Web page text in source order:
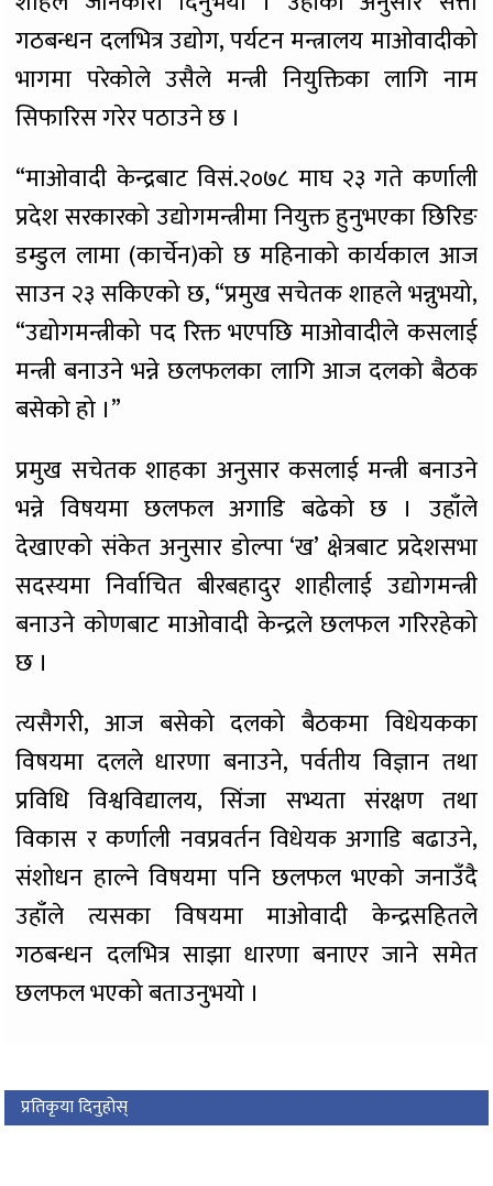
गठबन्धन दलभित्र उद्योग, पर्यटन मन्त्रालय माओवादीको
भागमा परेकोले उसैले मन्त्री नियुक्तिका लागि नाम
सिफारिस गरेर पठाउने छ ।
“माओवादी केन्द्रबाट विसं.२०७८ माघ २३ गते कर्णाली
प्रदेश सरकारको उद्योगमन्त्रीमा नियुक्त हुनुभएका छिरिङ
डम्डुल लामा (कार्चेन)को छ महिनाको कार्यकाल आज
साउन २३ सकिएको छ, “प्रमुख सचेतक शाहले भन्नुभयो,
“उद्योगमन्त्रीको पद रिक्त भएपछि माओवादीले कसलाई
मन्त्री बनाउने भन्ने छलफलका लागि आज दलको बैठक
बसेको हो ।”
प्रमुख सचेतक शाहका अनुसार कसलाई मन्त्री बनाउने
भन्ने विषयमा छलफल अगाडि बढेको छ । उहाँले
देखाएको संकेत अनुसार डोल्पा ‘ख’ क्षेत्रबाट प्रदेशसभा
सदस्यमा निर्वाचित बीरबहादुर शाहीलाई उद्योगमन्त्री
बनाउने कोणबाट माओवादी केन्द्रले छलफल गरिरहेको
छ ।
त्यसैगरी, आज बसेको दलको बैठकमा विधेयकका
विषयमा दलले धारणा बनाउने, पर्वतीय विज्ञान तथा
प्रविधि विश्वविद्यालय, सिंजा सभ्यता संरक्षण तथा
विकास र कर्णाली नवप्रवर्तन विधेयक अगाडि बढाउने,
संशोधन हाल्ने विषयमा पनि छलफल भएको जनाउँदै
उहाँले त्यसका विषयमा माओवादी केन्द्रसहितले
गठबन्धन दलभित्र साझा धारणा बनाएर जाने समेत
छलफल भएको बताउनुभयो ।
प्रतिकृया दिनुहोस्